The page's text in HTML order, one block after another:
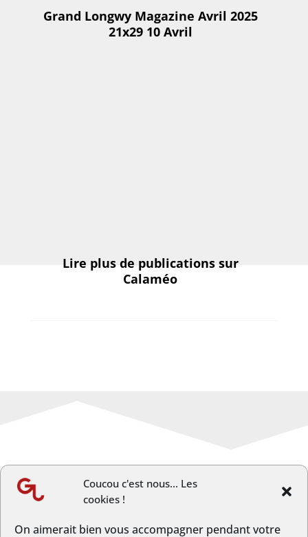
Coucou c'est nous... Les
cookies !
On aimerait bien vous accompagner pendant votre
Grand Longwy Magazine Avril 2025
21x29 10 Avril
Lire plus de publications sur
Calaméo
Article précèdent